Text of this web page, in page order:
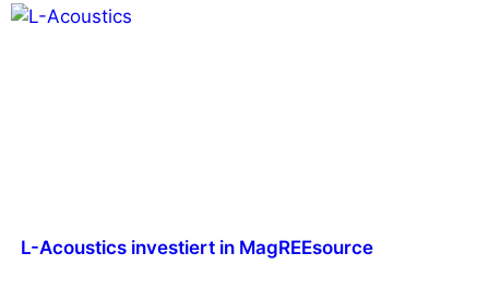
L-Acoustics investiert in MagREEsource